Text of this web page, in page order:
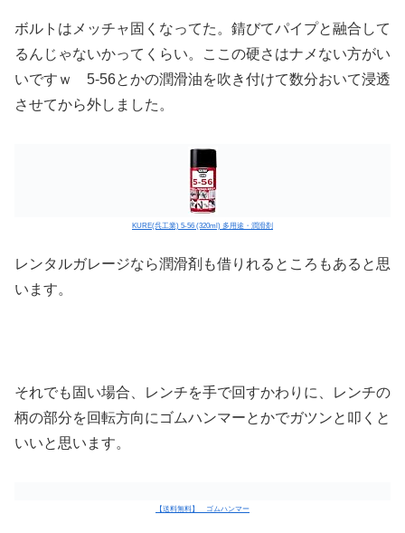
ボルトはメッチャ固くなってた。錆びてパイプと融合して
るんじゃないかってくらい。ここの硬さはナメない方がい
いですｗ 5-56とかの潤滑油を吹き付けて数分おいて浸透
させてから外しました。
KURE(呉工業) 5-56 (320ml) 多用途・潤滑剤
レンタルガレージなら潤滑剤も借りれるところもあると思
います。
それでも固い場合、レンチを手で回すかわりに、レンチの
柄の部分を回転方向にゴムハンマーとかでガツンと叩くと
いいと思います。
【送料無料】 ゴムハンマー